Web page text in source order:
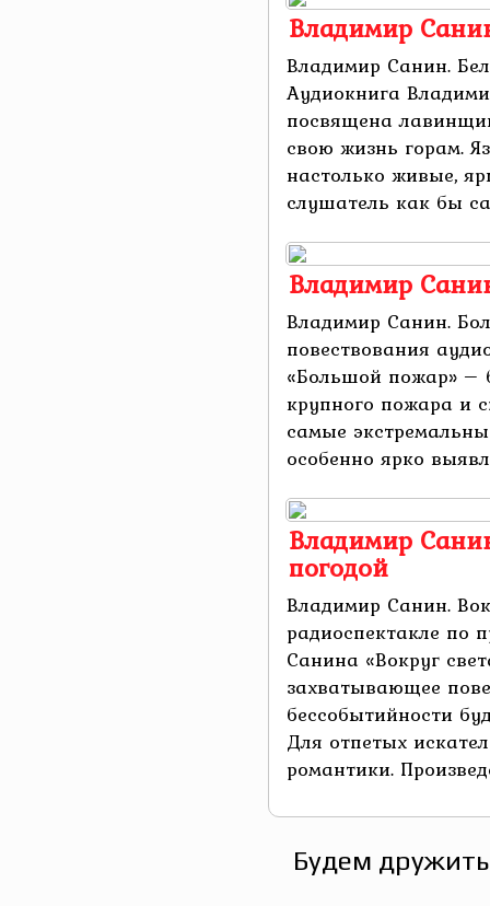
Владимир
Владимир Санин.
Аудиокнига
посвящена
свою жизнь горам.
настолько живые,
слушатель как бы
Владимир
Владимир Санин.
повествования
«Большой пожар» –
крупного пожара и
самые
особенно ярко
Владимир
погодой
Владимир Санин.
радиоспектакле по
Санина «Вокруг
захватывающее
бессобытийности
Для отпетых
романтики.
Будем